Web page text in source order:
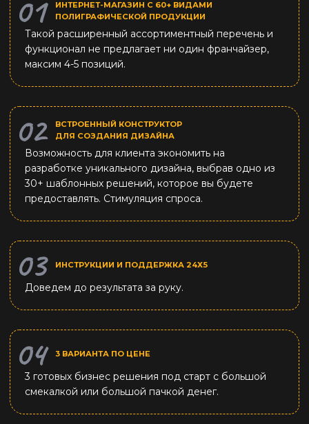
ИНТЕРНЕТ-МАГАЗИН С 60+ ВИДАМИ
ПОЛИГРАФИЧЕСКОЙ ПРОДУКЦИИ
Такой расширенный ассортиментный перечень и
функционал не предлагает ни один франчайзер,
максим 4-5 позиций.
ВСТРОЕННЫЙ КОНСТРУКТОР
ДЛЯ СОЗДАНИЯ ДИЗАЙНА
Возможность для клиента экономить на
разработке уникального дизайна, выбрав одно из
30+ шаблонных решений, которое вы будете
предоставлять. Стимуляция спроса.
ИНСТРУКЦИИ И ПОДДЕРЖКА 24Х5
Доведем до результата за руку.
3 ВАРИАНТА ПО ЦЕНЕ
3 готовых бизнес решения под старт с большой
смекалкой или большой пачкой денег.